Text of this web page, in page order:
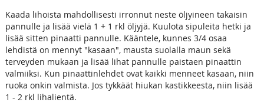
Kaada lihoista mahdollisesti irronnut neste öljyineen takaisin
pannulle ja lisää vielä 1 + 1 rkl öljyjä. Kuulota sipuleita hetki ja
lisää sitten pinaatti pannulle. Kääntele, kunnes 3/4 osaa
lehdistä on mennyt "kasaan", mausta suolalla maun sekä
terveyden mukaan ja lisää lihat pannulle paistaen pinaattin
valmiiksi. Kun pinaattinlehdet ovat kaikki menneet kasaan, niin
ruoka onkin valmista. Jos tykkäät hiukan kastikkeesta, niin lisää
1 - 2 rkl lihalientä.